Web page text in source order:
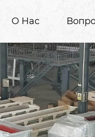
О Нас